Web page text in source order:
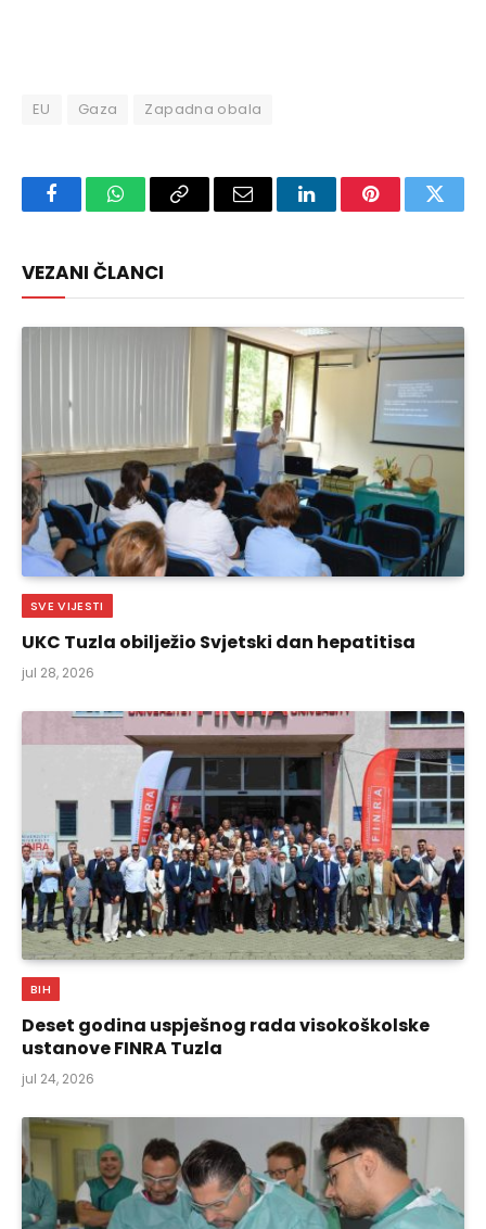
EU Gaza Zapadna obala
FacebookWhatsAppCopy
Email LinkedInPinterest
VEZANI ČLANCI
SVE VIJESTI
UKC Tuzla obilježio Svjetski dan hepatitisa
jul 28, 2026
BIH
Deset godina uspješnog rada visokoškolske
ustanove FINRA Tuzla
jul 24, 2026